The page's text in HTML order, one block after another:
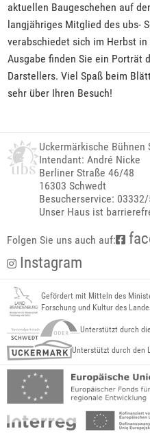
aktuellen Baugeschehen auf
langjähriges Mitglied des ubs-
verabschiedet sich im Herbst
Ausgabe finden Sie ein Porträt
Darstellers. Viel Spaß beim
sehr über Ihren Besuch!
Uckermärkische Bühnen
Intendant: André Nicke
Berliner Straße 46/48
16303 Schwedt
Besucherservice: 03332/
Unser Haus ist
Folgen Sie uns auch auf:
Instagram
Gefördert mit Mitteln des
Forschung und Kultur des
Unterstützt durch
Unterstützt durch den